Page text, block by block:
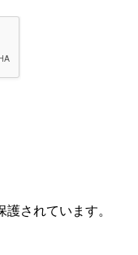
されています。